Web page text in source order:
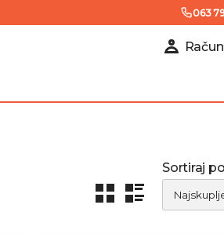
063
Račun
Sortiraj po